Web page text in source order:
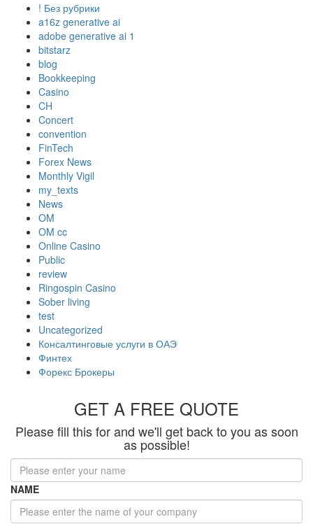
! Без рубрики
a16z generative ai
adobe generative ai 1
bitstarz
blog
Bookkeeping
Casino
CH
Concert
convention
FinTech
Forex News
Monthly Vigil
my_texts
News
OM
OM cc
Online Casino
Public
review
Ringospin Casino
Sober living
test
Uncategorized
Консалтинговые услуги в ОАЭ
Финтех
Форекс Брокеры
GET A FREE QUOTE
Please fill this for and we'll get back to you as soon
as possible!
NAME